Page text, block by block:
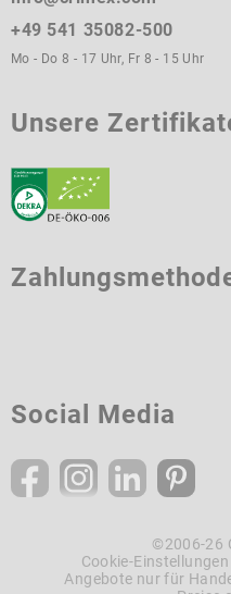
+49 541 35082-500
Mo - Do 8 - 17 Uhr, Fr 8 - 15 Uhr
Unsere
Social Media
©2006-26
Angebote nur für
Cookie-Einstellungen